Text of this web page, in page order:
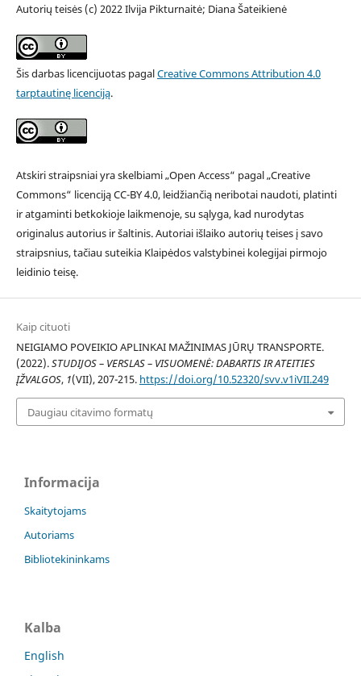
Autorių teisės (c) 2022 Ilvija Pikturnaitė; Diana Šateikienė
Šis darbas licencijuotas pagalCreative Commons Attribution 4.0
tarptautinę licenciją.
Atskiri straipsniai yra skelbiami „Open Access“ pagal „Creative
Commons“ licenciją CC-BY 4.0, leidžiančią neribotai naudoti, platinti
ir atgaminti betkokioje laikmenoje, su sąlyga, kad nurodytas
originalus autorius ir šaltinis. Autoriai išlaiko autorių teises į savo
straipsnius, tačiau suteikia Klaipėdos valstybinei kolegijai pirmojo
leidinio teisę.
Kaip cituoti
NEIGIAMO POVEIKIO APLINKAI MAŽINIMAS JŪRŲ TRANSPORTE.
(2022).STUDIJOS – VERSLAS – VISUOMENĖ: DABARTIS IR ATEITIES
ĮŽVALGOS, 1(VII), 207-215. https://doi.org/10.52320/svv.v1iVII.249
Daugiau citavimo formatų
Informacija
Skaitytojams
Autoriams
Bibliotekininkams
Kalba
English